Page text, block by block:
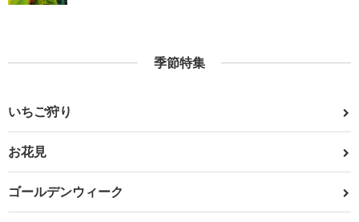
季節特集
いちご狩り
お花見
ゴールデンウィーク